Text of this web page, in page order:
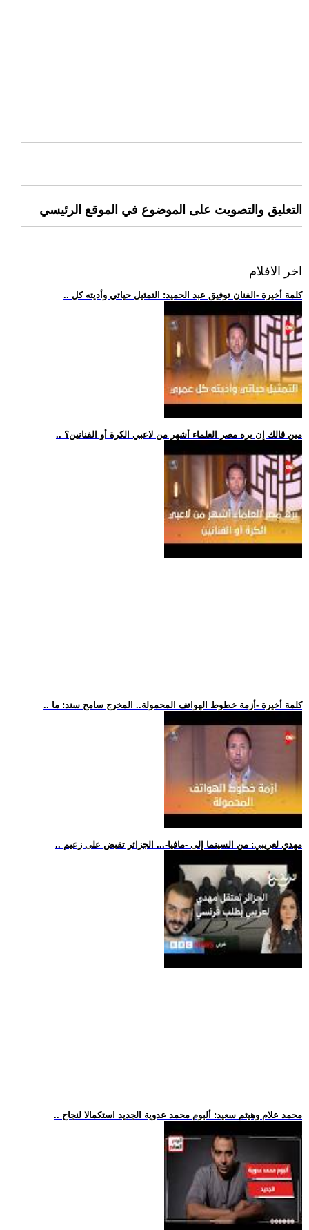
التعليق والتصويت على الموضوع في الموقع الرئيسي
اخر الافلام
.. كلمة أخيرة -الفنان توفيق عبد الحميد: التمثيل حياتي وأديته كل
.. مين قالك إن بره مصر العلماء أشهر من لاعبي الكرة أو الفنانين؟
.. كلمة أخيرة -أزمة خطوط الهواتف المحمولة.. المخرج سامح سند: ما
.. مهدي لعريبي: من السينما إلى -مافيا-... الجزائر تقبض على زعيم
.. محمد علام وهيثم سعيد: ألبوم محمد عدوية الجديد استكمالا لنجاح